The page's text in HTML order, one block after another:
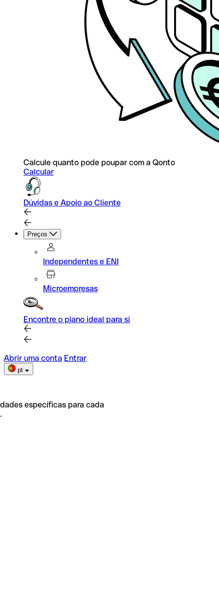
Calcule quanto pode poupar com a Qonto
Calcular
Dúvidas e Apoio ao Cliente
Preços
Independentes e ENI
Microempresas
Encontre o plano ideal para si
Abrir uma conta Entrar
pt
específicas para cada